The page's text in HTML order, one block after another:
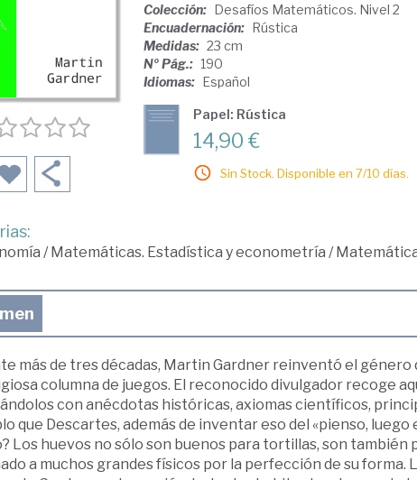
Colección: Desafíos Matemáticos. Nivel 2
Encuadernación: Rústica
Medidas: 23 cm
Nº Pág.: 190
Idiomas: Español
Papel: Rústica
14,90 €
Sin Stock. Disponible en 7/10 días.
/ Matemáticas. Estadística y econometría /
más de tres décadas, Martin Gardner reinventó el
columna de juegos. El reconocido divulgador recoge
con anécdotas históricas, axiomas científicos,
que Descartes, además de inventar eso del «pienso,
Los huevos no sólo son buenos para tortillas, son también
a muchos grandes físicos por la perfección de su forma.